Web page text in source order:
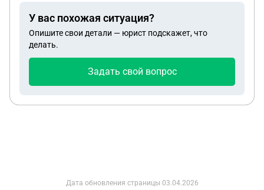
У вас похожая ситуация?
Опишите свои детали — юрист подскажет, что
делать.
Задать свой вопрос
Дата обновления страницы 03.04.2026